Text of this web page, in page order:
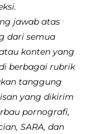
jawab atas
dari semua
konten yang
berbagai rubrik
tanggung
yang dikirim
pornografi,
SARA, dan